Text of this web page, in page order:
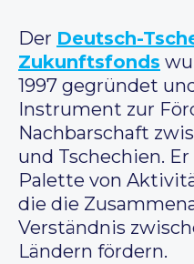
Der Deutsch-
Zukunftsfonds
1997 gegründet
Instrument zur
Nachbarschaft
und Tschechien.
Palette von
die die
Verständnis
Ländern fördern.